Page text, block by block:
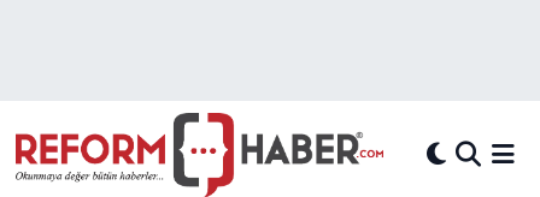
Hava Durumu